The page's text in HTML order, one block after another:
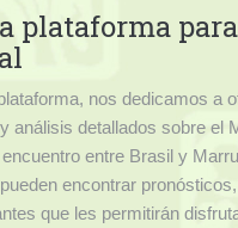
plataforma
nos dedicamos a
análisis detallados sobre el
entre Brasil y
encontrar
que les permitirán